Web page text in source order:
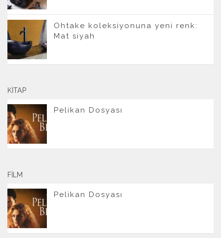
Ohtake koleksiyonuna yeni renk:
Mat siyah
KITAP
Pelikan Dosyası
FILM
Pelikan Dosyası